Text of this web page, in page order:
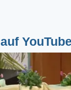
YouTube